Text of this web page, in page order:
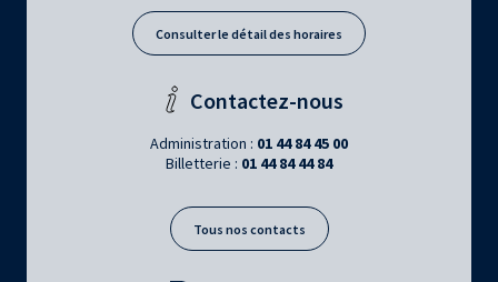
Consulter le détail des horaires
Contactez-nous
Administration : 01 44 84 45 00
Billetterie : 01 44 84 44 84
Tous nos contacts